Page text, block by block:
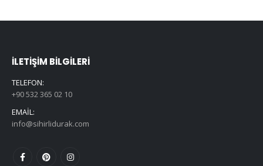
İLETIŞIM BILGILERI
TELEFON:
+90 532 365 02 10
EMAIL:
info@sihirlidurak.com